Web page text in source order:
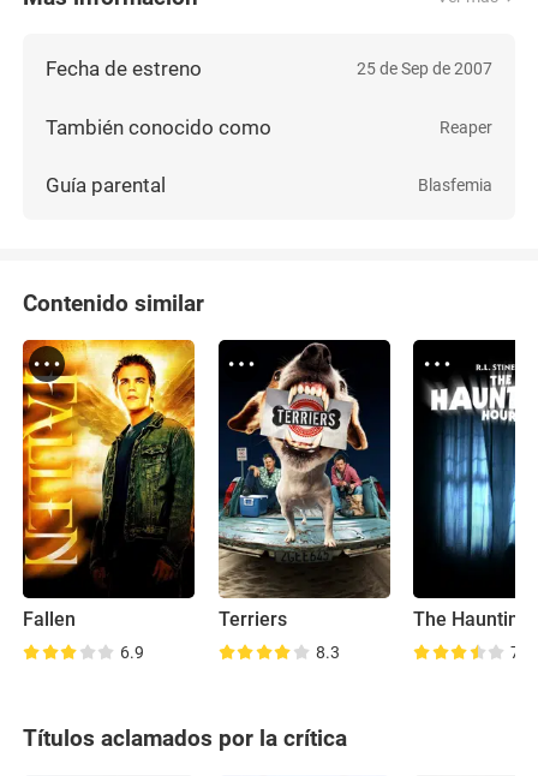
Fecha de estreno 25 de Sep de 2007
También conocido como Reaper
Guía parental Blasfemia
Contenido similar
Fallen
6.9
Terriers
8.3 7.8
Títulos aclamados por la crítica